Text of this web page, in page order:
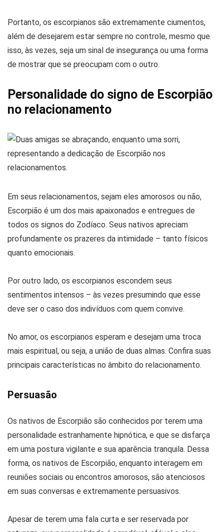
Portanto, os escorpianos são extremamente ciumentos,
além de desejarem estar sempre no controle, mesmo que
isso, às vezes, seja um sinal de insegurança ou uma forma
de mostrar que se preocupam com o outro.
Personalidade do signo de Escorpião
no relacionamento
Em seus relacionamentos, sejam eles amorosos ou não,
Escorpião é um dos mais apaixonados e entregues de
todos os signos do Zodíaco. Seus nativos apreciam
profundamente os prazeres da intimidade – tanto físicos
quanto emocionais.
Por outro lado, os escorpianos escondem seus
sentimentos intensos – às vezes presumindo que esse
deve ser o caso dos indivíduos com quem convive.
No amor, os escorpianos esperam e desejam uma troca
mais espiritual, ou seja, a união de duas almas. Confira suas
principais características no âmbito do relacionamento.
Persuasão
Os nativos de Escorpião são conhecidos por terem uma
personalidade estranhamente hipnótica, e que se disfarça
em uma postura vigilante e sua aparência tranquila. Dessa
forma, os nativos de Escorpião, enquanto interagem em
reuniões sociais ou encontros amorosos, são atenciosos
em suas conversas e extremamente persuasivos.
Apesar de terem uma fala curta e ser reservada por